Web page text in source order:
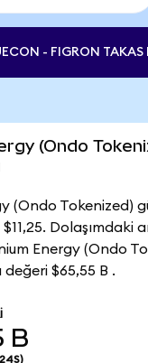
- FIGRON TAKAS
(Ondo
(Ondo Tokenized)
Dolaşımdaki
Energy (Ondo
$65,55 B .
B